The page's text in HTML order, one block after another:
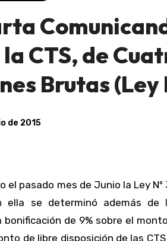
CTS, de
Brutas (Ley
de 2015
el pasado mes de Junio la Ley
ella se determinó además
bonificación de 9% sobre el
de libre disposición de las